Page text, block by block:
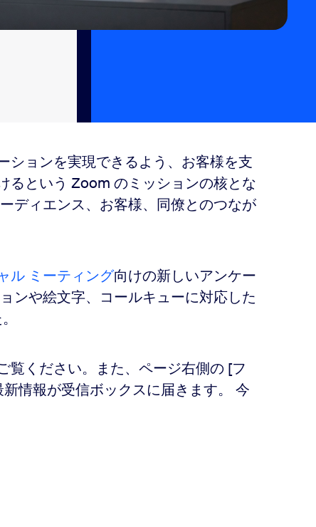
ションを実現できるよう、お客様を支
るという Zoom のミッションの核とな
ディエンス、お客様、同僚とのつなが
ル ミーティング向けの新しいアンケー
ンや絵文字、コールキューに対応した
覧ください。また、ページ右側の [フ
情報が受信ボックスに届きます。 今